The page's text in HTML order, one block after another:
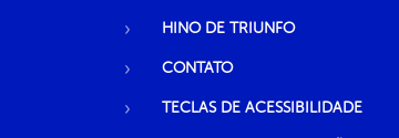
HINO DE TRIUNFO
CONTATO
TECLAS DE ACESSIBILIDADE